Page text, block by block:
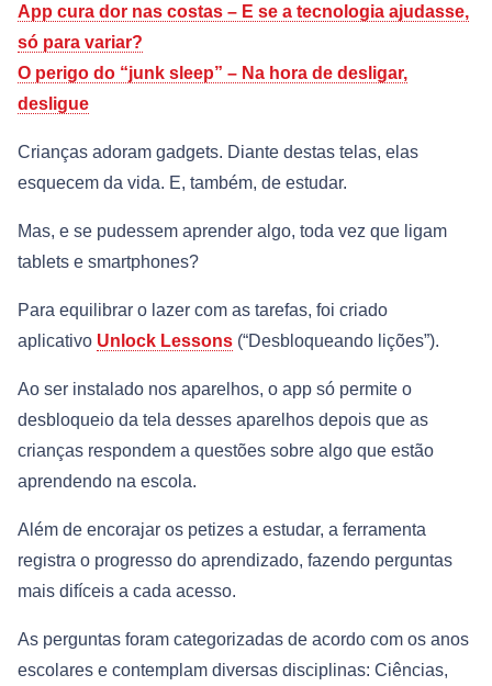
App cura dor nas costas – E se a tecnologia ajudasse,
só para variar?
O perigo do “junk sleep” – Na hora de desligar,
desligue
Crianças adoram gadgets. Diante destas telas, elas
esquecem da vida. E, também, de estudar.
Mas, e se pudessem aprender algo, toda vez que ligam
tablets e smartphones?
Para equilibrar o lazer com as tarefas, foi criado
aplicativo Unlock Lessons (“Desbloqueando lições”).
Ao ser instalado nos aparelhos, o app só permite o
desbloqueio da tela desses aparelhos depois que as
crianças respondem a questões sobre algo que estão
aprendendo na escola.
Além de encorajar os petizes a estudar, a ferramenta
registra o progresso do aprendizado, fazendo perguntas
mais difíceis a cada acesso.
As perguntas foram categorizadas de acordo com os anos
escolares e contemplam diversas disciplinas: Ciências,